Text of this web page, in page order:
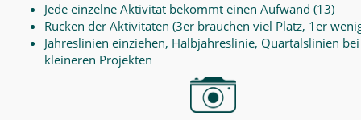
Jede einzelne Aktivität bekommt einen Aufwand (13)
Rücken der Aktivitäten (3er brauchen viel Platz, 1er
Jahreslinien einziehen, Halbjahreslinie, Quartalslinien bei
kleineren Projekten